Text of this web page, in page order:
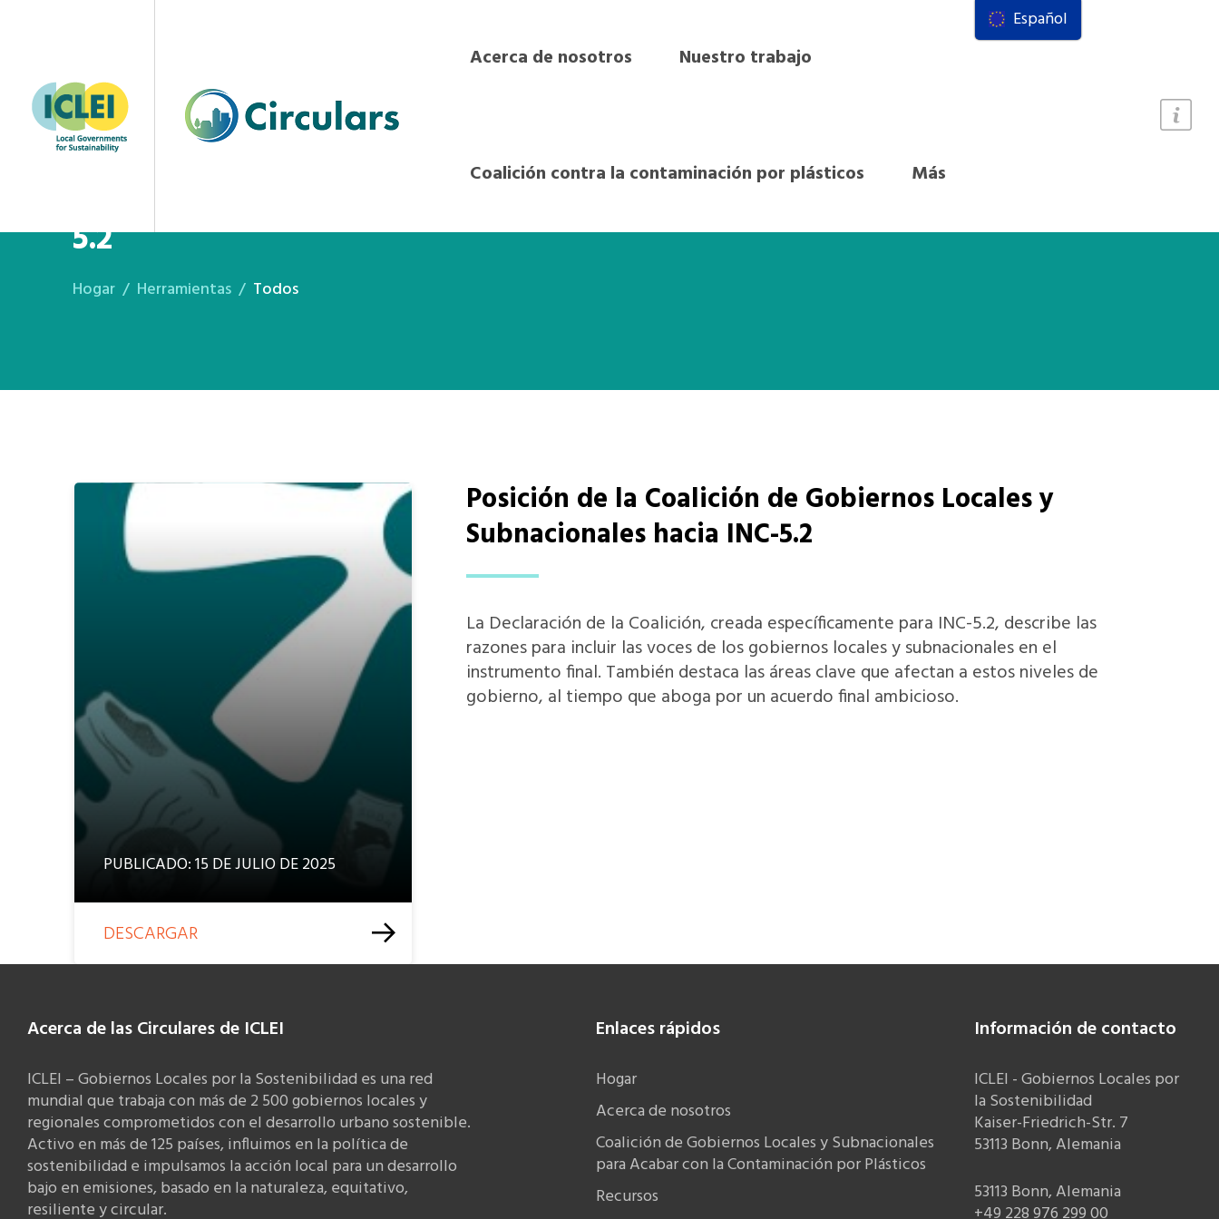
Acerca de nosotros Nuestro trabajo
Coalición contra la contaminación por plásticos Más
5.2
Hogar Herramientas Todos
PUBLICADO: 15 DE JULIO DE 2025
DESCARGAR
Posición de la Coalición de Gobiernos Locales y
Subnacionales hacia INC-5.2
La Declaración de la Coalición, creada específicamente para INC-5.2, describe las
razones para incluir las voces de los gobiernos locales y subnacionales en el
instrumento final. También destaca las áreas clave que afectan a estos niveles de
gobierno, al tiempo que aboga por un acuerdo final ambicioso.
Acerca de las Circulares de ICLEI
ICLEI – Gobiernos Locales por la Sostenibilidad es una red
mundial que trabaja con más de 2 500 gobiernos locales y
regionales comprometidos con el desarrollo urbano sostenible.
Activo en más de 125 países, influimos en la política de
sostenibilidad e impulsamos la acción local para un desarrollo
bajo en emisiones, basado en la naturaleza, equitativo,
resiliente y circular.
Enlaces rápidos
Hogar
Acerca de nosotros
Coalición de Gobiernos Locales y Subnacionales
para Acabar con la Contaminación por Plásticos
Recursos
Información de contacto
ICLEI - Gobiernos Locales por
la Sostenibilidad
Kaiser-Friedrich-Str. 7
53113 Bonn, Alemania
53113 Bonn, Alemania
Español